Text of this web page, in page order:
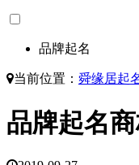
品牌起名
当前位置： 舜缘居起
品牌起名